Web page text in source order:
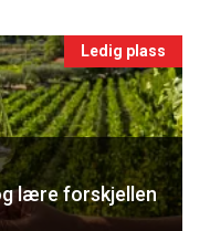
Ledig plass
lære forskjellen